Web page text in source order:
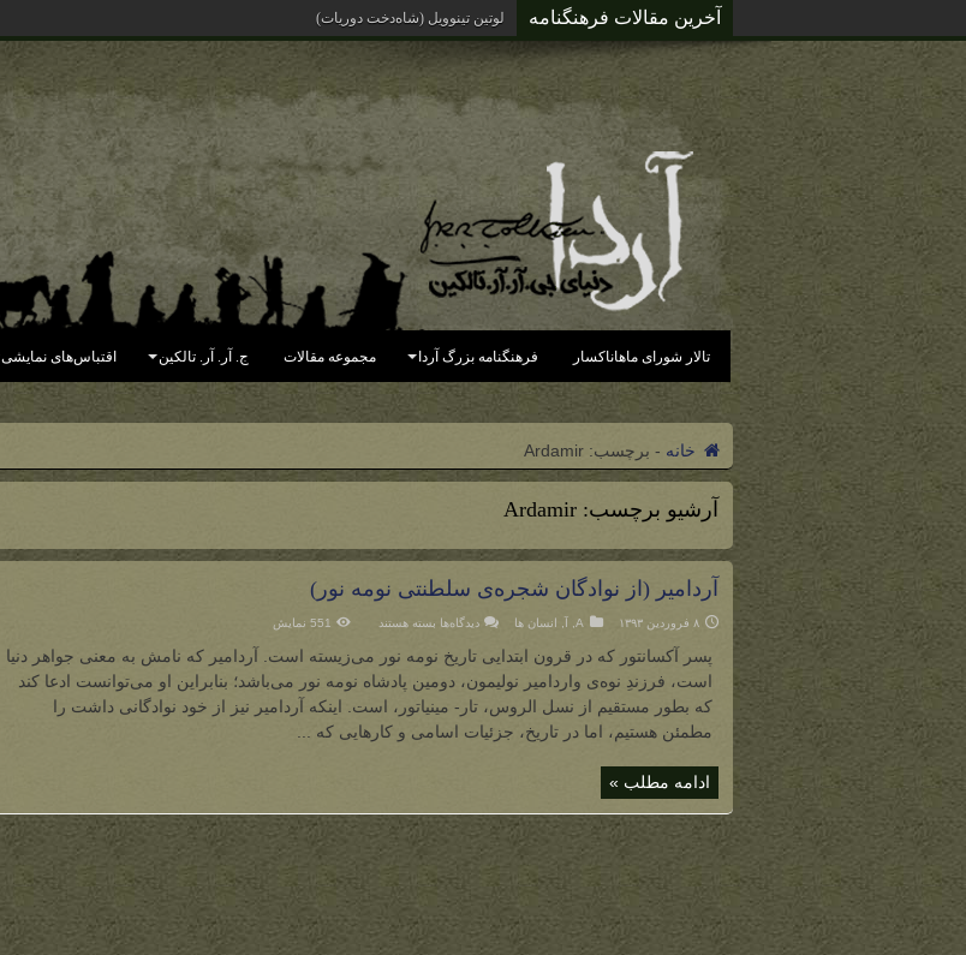
آخرین مقالات فرهنگنامه لوتین تینوویل (شاه‌دخت دوریات)
تالار شورای ماهاناکسار فرهنگنامه بزرگ آردا مجموعه مقالات ج. آر. آر. تالکین اقتباس‌های نمایشی
خانه - برچسب:Ardamir
آرشیو برچسب:Ardamir
آردامیر (از نوادگان شجره‌ی سلطنتی نومه نور)
۸ فروردین ۱۳۹۳ A آ انسان ها دیدگاه‌ها برای
نوادگان
شجره‌ی
سلطنتی
نومه
نور)
بسته هستند 551 نمایش
پسر آکسانتور که در قرون ابتدایی تاریخ نومه نور می‌زیسته است. آردامیر که نامش به معنی جواهر دنیا
است، فرزندِ نوه‌ی واردامیر نولیمون، دومین پادشاه نومه نور می‌باشد؛ بنابراین او می‌توانست ادعا کند
که بطور مستقیم از نسل الروس، تار- مینیاتور، است. اینکه آردامیر نیز از خود نوادگانی داشت را
مطمئن هستیم، اما در تاریخ، جزئیات اسامی و کارهایی که ...
ادامه مطلب »